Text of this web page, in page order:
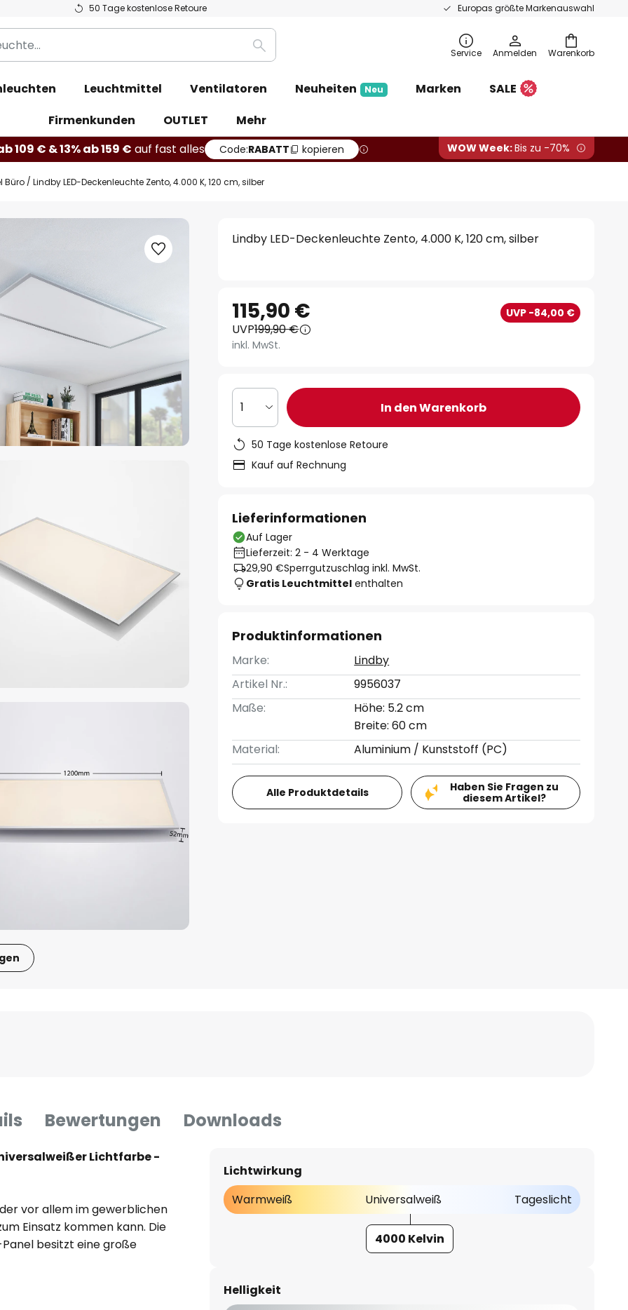
50 Tage kostenlose Retoure Europas größte Markenauswahl
Warenkorb
Suche Service Anmelden
Leuchtmittel Ventilatoren Neuheiten Neu Marken
SALE
Firmenkunden
OUTLET
Mehr
109 € & 13% ab 159 € auf fast alles Code:RABATT kopieren WOW Week:Bis zu -70%
Büro Lindby LED-Deckenleuchte Zento, 4.000 K, 120 cm, silber
Lindby LED-Deckenleuchte Zento, 4.000 K, 120 cm, silber
115,90 € UVP -84,00 €
UVP199,90 €
inkl. MwSt.
1 In den Warenkorb
50 Tage kostenlose Retoure
Kauf auf Rechnung
Lieferinformationen
Auf Lager
Lieferzeit: 2 - 4 Werktage
29,90 €Sperrgutzuschlag inkl. MwSt.
Gratis Leuchtmittel enthalten
Produktinformationen
Marke:
Lindby
Artikel Nr.:
9956037
Maße:
Höhe: 5.2 cm
Breite: 60 cm
Material:
Aluminium / Kunststoff (PC)
Alle Produktdetails
Haben Sie Fragen zu
diesem Artikel?
Bewertungen Downloads
Lichtfarbe -
vor allem im gewerblichen
Einsatz kommen kann. Die
besitzt eine große
während die weiße
Lichtwirkung
Warmweiß
Universalweiß Tageslicht
4000 Kelvin
Helligkeit